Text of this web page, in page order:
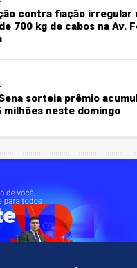
contra fiação irregular
700 kg de cabos na Av.
sorteia prêmio
milhões neste domingo